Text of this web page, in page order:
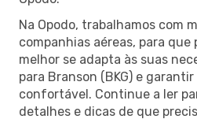
Na Opodo, trabalhamos com
companhias aéreas, para que
melhor se adapta às suas
para Branson (BKG) e
confortável. Continue a ler
detalhes e dicas de que